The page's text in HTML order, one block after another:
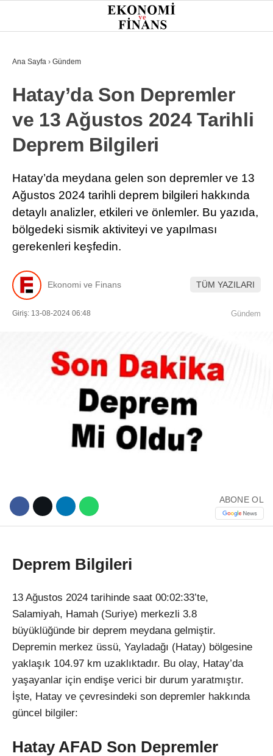
WhatsApp İhbar Hattı
Facebook
30.3°
GÜNDEM
EKONOMI
FINANS
BORSA
KRIPTO
SEKTÖRLER
TEKNOLOJI
OTOMOBIL
Ana Sayfa › Gündem
Hatay’da Son Depremler
ve 13 Ağustos 2024 Tarihli
Deprem Bilgileri
Hatay’da meydana gelen son depremler ve 13
Ağustos 2024 tarihli deprem bilgileri hakkında
detaylı analizler, etkileri ve önlemler. Bu yazıda,
bölgedeki sismik aktiviteyi ve yapılması
gerekenleri keşfedin.
Ekonomi ve Finans TÜM YAZILARI
Giriş: 13-08-2024 06:48 Gündem
ABONE OL
Deprem Bilgileri
13 Ağustos 2024 tarihinde saat 00:02:33’te,
Salamiyah, Hamah (Suriye) merkezli 3.8
büyüklüğünde bir deprem meydana gelmiştir.
Depremin merkez üssü, Yayladağı (Hatay) bölgesine
yaklaşık 104.97 km uzaklıktadır. Bu olay, Hatay’da
yaşayanlar için endişe verici bir durum yaratmıştır.
İşte, Hatay ve çevresindeki son depremler hakkında
güncel bilgiler:
Hatay AFAD Son Depremler